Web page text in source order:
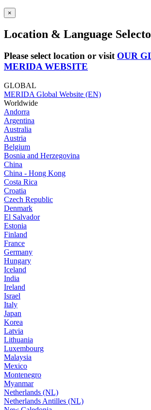
×
Location & Language
Please select location or visit OUR
MERIDA WEBSITE
GLOBAL
MERIDA Global Website (EN)
Worldwide
Andorra
Argentina
Australia
Austria
Belgium
Bosnia and Herzegovina
China
China - Hong Kong
Costa Rica
Croatia
Czech Republic
Denmark
El Salvador
Estonia
Finland
France
Germany
Hungary
Iceland
India
Ireland
Israel
Italy
Japan
Korea
Latvia
Lithuania
Luxembourg
Malaysia
Mexico
Montenegro
Myanmar
Netherlands (NL)
Netherlands Antilles (NL)